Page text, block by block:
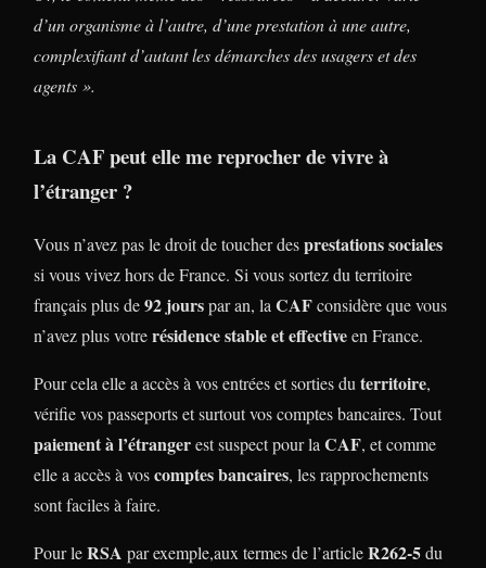
d’un organisme à l’autre, d’une prestation à une autre,
complexifiant d’autant les démarches des usagers et des
agents ».
La CAF peut elle me reprocher de vivre à
l’étranger ?
Vous n’avez pas le droit de toucher desprestations sociales
si vous vivez hors de France. Si vous sortez du territoire
français plus de92 jourspar an, la CAFconsidère que vous
n’avez plus votrerésidence stable et effectiveen France.
Pour cela elle a accès à vos entrées et sorties du territoire,
vérifie vos passeports et surtout vos comptes bancaires. Tout
paiement à l’étrangerest suspect pour la CAF, et comme
elle a accès à voscomptes bancaires, les rapprochements
sont faciles à faire.
Pour leRSA par exemple,aux termes de l’articleR262-5du